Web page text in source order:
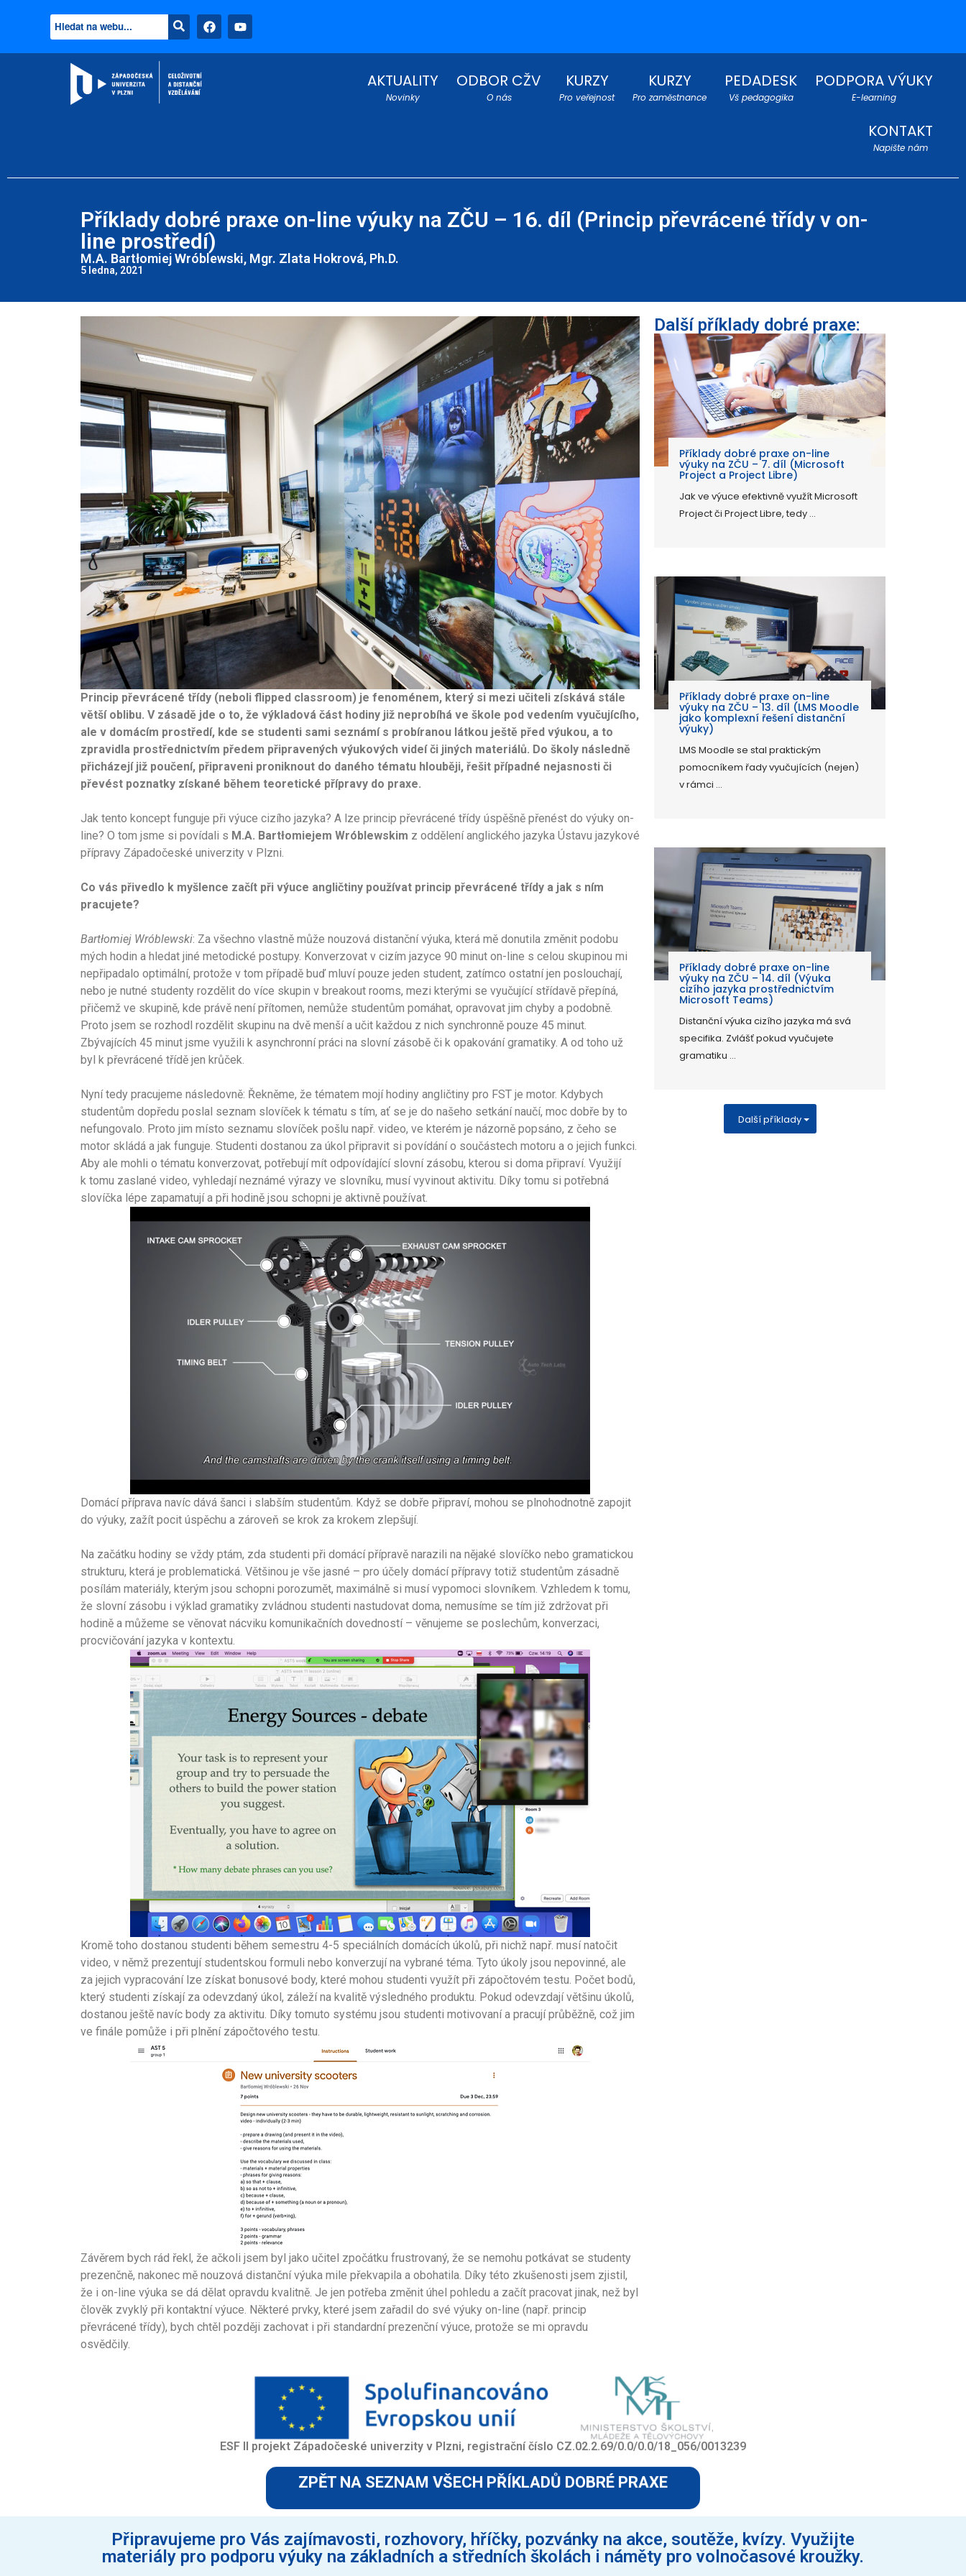
AKTUALITY
Novinky
ODBOR CŽV
O nás
KURZY
Pro veřejnost
KURZY
Pro zaměstnance
PEDADESK
Vš pedagogika
PODPORA VÝUKY
E-learning
KONTAKT
Napište nám
Příklady dobré praxe on-line výuky na ZČU – 16. díl (Princip převrácené třídy v on-
line prostředí)
M.A. Bartłomiej Wróblewski, Mgr. Zlata Hokrová, Ph.D.
5 ledna, 2021
Princip převrácené třídy (neboli flipped classroom) je fenoménem, který si mezi učiteli získává stále
větší oblibu. V zásadě jde o to, že výkladová část hodiny již neprobíhá ve škole pod vedením vyučujícího,
ale v domácím prostředí, kde se studenti sami seznámí s probíranou látkou ještě před výukou, a to
zpravidla prostřednictvím předem připravených výukových videí či jiných materiálů. Do školy následně
přicházejí již poučení, připraveni proniknout do daného tématu hlouběji, řešit případné nejasnosti či
převést poznatky získané během teoretické přípravy do praxe.
Jak tento koncept funguje při výuce cizího jazyka? A lze princip převrácené třídy úspěšně přenést do výuky on-
line? O tom jsme si povídali s M.A. Bartłomiejem Wróblewskim z oddělení anglického jazyka Ústavu jazykové
přípravy Západočeské univerzity v Plzni.
Co vás přivedlo k myšlence začít při výuce angličtiny používat princip převrácené třídy a jak s ním
pracujete?
Bartłomiej Wróblewski: Za všechno vlastně může nouzová distanční výuka, která mě donutila změnit podobu
mých hodin a hledat jiné metodické postupy. Konverzovat v cizím jazyce 90 minut on-line s celou skupinou mi
nepřipadalo optimální, protože v tom případě buď mluví pouze jeden student, zatímco ostatní jen poslouchají,
nebo je nutné studenty rozdělit do více skupin v breakout rooms, mezi kterými se vyučující střídavě přepíná,
přičemž ve skupině, kde právě není přítomen, nemůže studentům pomáhat, opravovat jim chyby a podobně.
Proto jsem se rozhodl rozdělit skupinu na dvě menší a učit každou z nich synchronně pouze 45 minut.
Zbývajících 45 minut jsme využili k asynchronní práci na slovní zásobě či k opakování gramatiky. A od toho už
byl k převrácené třídě jen krůček.
Nyní tedy pracujeme následovně: Řekněme, že tématem mojí hodiny angličtiny pro FST je motor. Kdybych
studentům dopředu poslal seznam slovíček k tématu s tím, ať se je do našeho setkání naučí, moc dobře by to
nefungovalo. Proto jim místo seznamu slovíček pošlu např. video, ve kterém je názorně popsáno, z čeho se
motor skládá a jak funguje. Studenti dostanou za úkol připravit si povídání o součástech motoru a o jejich funkci.
Aby ale mohli o tématu konverzovat, potřebují mít odpovídající slovní zásobu, kterou si doma připraví. Využijí
k tomu zaslané video, vyhledají neznámé výrazy ve slovníku, musí vyvinout aktivitu. Díky tomu si potřebná
slovíčka lépe zapamatují a při hodině jsou schopni je aktivně používat.
Domácí příprava navíc dává šanci i slabším studentům. Když se dobře připraví, mohou se plnohodnotně zapojit
do výuky, zažít pocit úspěchu a zároveň se krok za krokem zlepšují.
Na začátku hodiny se vždy ptám, zda studenti při domácí přípravě narazili na nějaké slovíčko nebo gramatickou
strukturu, která je problematická. Většinou je vše jasné – pro účely domácí přípravy totiž studentům zásadně
posílám materiály, kterým jsou schopni porozumět, maximálně si musí vypomoci slovníkem. Vzhledem k tomu,
že slovní zásobu i výklad gramatiky zvládnou studenti nastudovat doma, nemusíme se tím již zdržovat při
hodině a můžeme se věnovat nácviku komunikačních dovedností – věnujeme se poslechům, konverzaci,
procvičování jazyka v kontextu.
Kromě toho dostanou studenti během semestru 4-5 speciálních domácích úkolů, při nichž např. musí natočit
video, v němž prezentují studentskou formuli nebo konverzují na vybrané téma. Tyto úkoly jsou nepovinné, ale
za jejich vypracování lze získat bonusové body, které mohou studenti využít při zápočtovém testu. Počet bodů,
který studenti získají za odevzdaný úkol, záleží na kvalitě výsledného produktu. Pokud odevzdají většinu úkolů,
dostanou ještě navíc body za aktivitu. Díky tomuto systému jsou studenti motivovaní a pracují průběžně, což jim
ve finále pomůže i při plnění zápočtového testu.
Závěrem bych rád řekl, že ačkoli jsem byl jako učitel zpočátku frustrovaný, že se nemohu potkávat se studenty
prezenčně, nakonec mě nouzová distanční výuka mile překvapila a obohatila. Díky této zkušenosti jsem zjistil,
že i on-line výuka se dá dělat opravdu kvalitně. Je jen potřeba změnit úhel pohledu a začít pracovat jinak, než byl
člověk zvyklý při kontaktní výuce. Některé prvky, které jsem zařadil do své výuky on-line (např. princip
převrácené třídy), bych chtěl později zachovat i při standardní prezenční výuce, protože se mi opravdu
osvědčily.
Další příklady dobré praxe:
Příklady dobré praxe on-line
výuky na ZČU – 7. díl (Microsoft
Project a Project Libre)
Jak ve výuce efektivně využít Microsoft
Project či Project Libre, tedy ...
Příklady dobré praxe on-line
výuky na ZČU – 13. díl (LMS Moodle
jako komplexní řešení distanční
výuky)
LMS Moodle se stal praktickým
pomocníkem řady vyučujících (nejen)
v rámci ...
Příklady dobré praxe on-line
výuky na ZČU – 14. díl (Výuka
cizího jazyka prostřednictvím
Microsoft Teams)
Distanční výuka cizího jazyka má svá
specifika. Zvlášť pokud vyučujete
gramatiku ...
Další příklady
ESF II projekt Západočeské univerzity v Plzni, registrační číslo CZ.02.2.69/0.0/0.0/18_056/0013239
ZPĚT NA SEZNAM VŠECH PŘÍKLADŮ DOBRÉ PRAXE
Připravujeme pro Vás zajímavosti, rozhovory, hříčky, pozvánky na akce, soutěže, kvízy. Využijte
materiály pro podporu výuky na základních a středních školách i náměty pro volnočasové kroužky.